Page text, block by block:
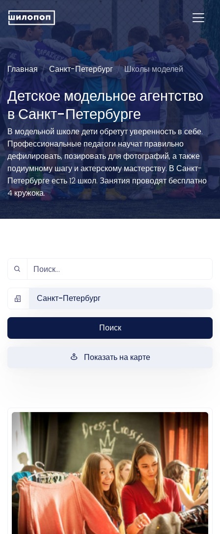
Главная Санкт-Петербург Школы моделей
Детское модельное агентство
в Санкт-Петербурге
В модельной школе дети обретут уверенность в себе.
Профессиональные педагоги научат правильно
дефилировать, позировать для фотографий, а также
подиумному шагу и актерскому мастерству. В Санкт-
Петербурге есть 12 школ. Занятия проводят бесплатно
4 кружока.
Санкт-Петербург
Поиск
Показать на карте